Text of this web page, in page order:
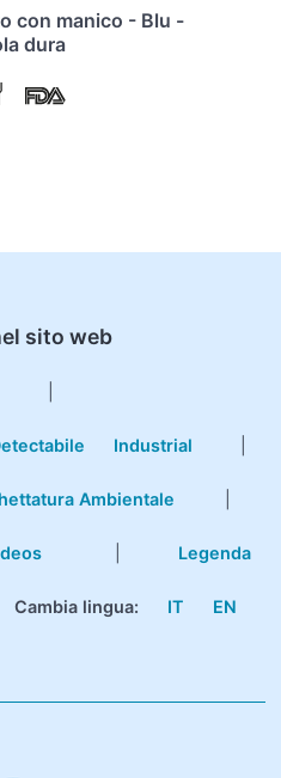
con manico - Blu -
dura
sito web
Industrial
Ambientale
Legenda
Cambia lingua: IT EN